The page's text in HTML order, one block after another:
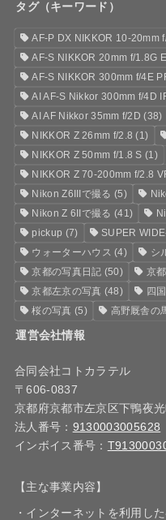
タグ（キーワード）
AF-P DX NIKKOR 10-20mm
AF-S NIKKOR 20mm f/1.8G
AF-S NIKKOR 300mm f/4E
AI AF-S Nikkor 300mm f/4D
AI AF Nikkor 35mm f/2D (38)
NIKKOR Z 26mm f/2.8 (1)
NIKKOR Z 50mm f/1.8 S (1)
NIKKOR Z 70-200mm f/2.8
Nikon Z6IIIで撮る (5)
Nikon Z 6IIで撮る (41)
pickup (7) SUPER
ウォーターハウス (4) シ
京都の写真日記 (50) 京
京都左京の写真 (48) 四
桜の写真 (5) 高野厩舎の
運営会社情報
合同会社コトカラテル
〒606-0837
京都府京都市左京区下鴨夜
法人番号： 9130003005628
インボイス番号：
【主な事業内容】
・インターネットを利用し